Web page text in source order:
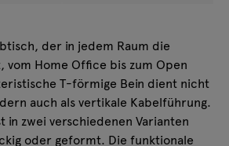
der in jedem Raum die
vom Home Office bis zum Open
T-förmige Bein dient nicht
auch als vertikale Kabelführung.
in zwei verschiedenen Varianten
oder geformt. Die funktionale